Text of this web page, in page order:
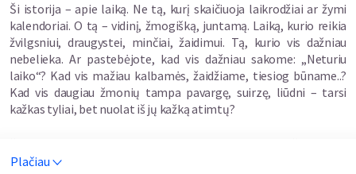
Ši istorija – apie laiką. Ne tą, kurį skaičiuoja laikrodžiai ar žymi
kalendoriai. O tą – vidinį, žmogišką, juntamą. Laiką, kurio reikia
žvilgsniui, draugystei, minčiai, žaidimui. Tą, kurio vis dažniau
nebelieka. Ar pastebėjote, kad vis dažniau sakome: „Neturiu
laiko“? Kad vis mažiau kalbamės, žaidžiame, tiesiog būname..?
Kad vis daugiau žmonių tampa pavargę, suirzę, liūdni – tarsi
kažkas tyliai, bet nuolat iš jų kažką atimtų?
žmonės, kurie nuolat skuba, planuoja, taupo – kol vieną dieną
Plačiau